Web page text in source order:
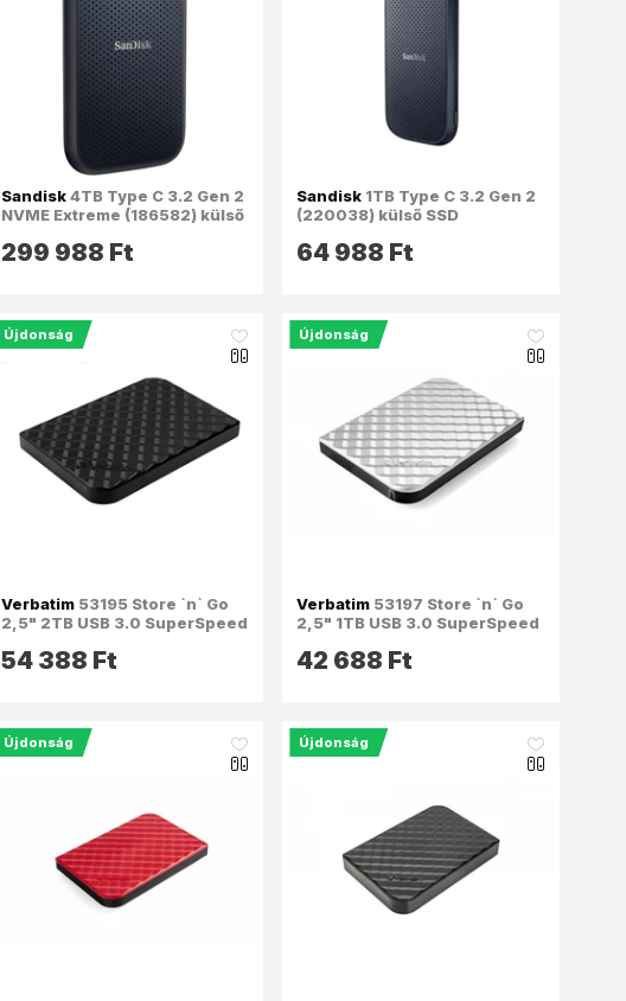
Sandisk4TB Type C 3.2 Gen 2
NVME Extreme (186582) külső
299 988 Ft
Sandisk 1TB Type C 3.2 Gen 2
(220038) külső SSD
64 988 Ft
Újdonság like_16
Verbatim53195 Store `n` Go
2,5" 2TB USB 3.0 SuperSpeed
54 388 Ft
Újdonság like_16
Verbatim 53197 Store `n` Go
2,5" 1TB USB 3.0 SuperSpeed
42 688 Ft
Újdonság like_16 Újdonság like_16